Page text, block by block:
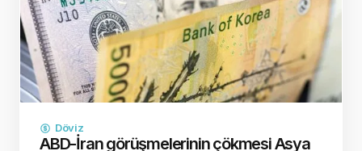
Döviz
ABD-İran görüşmelerinin çökmesi Asya